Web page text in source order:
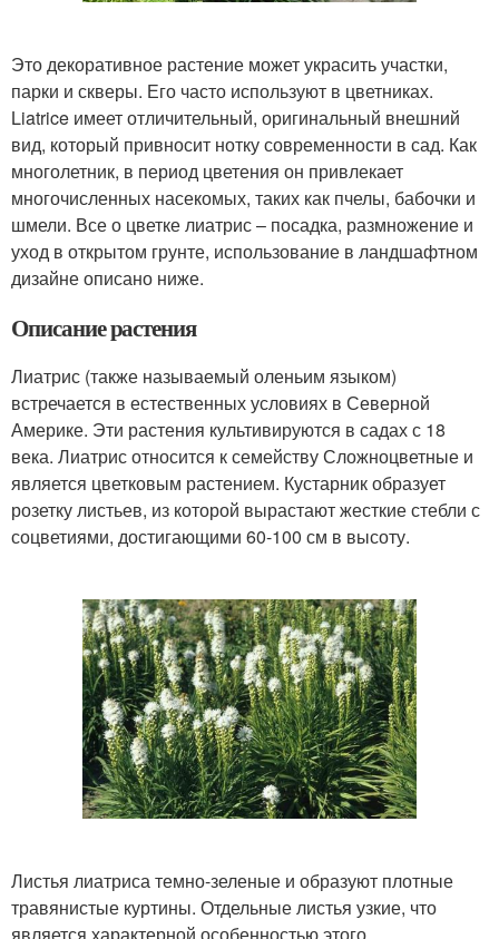
Это декоративное растение может украсить участки,
парки и скверы. Его часто используют в цветниках.
Liatrice имеет отличительный, оригинальный внешний
вид, который привносит нотку современности в сад. Как
многолетник, в период цветения он привлекает
многочисленных насекомых, таких как пчелы, бабочки и
шмели. Все о цветке лиатрис – посадка, размножение и
уход в открытом грунте, использование в ландшафтном
дизайне описано ниже.
Описание растения
Лиатрис (также называемый оленьим языком)
встречается в естественных условиях в Северной
Америке. Эти растения культивируются в садах с 18
века. Лиатрис относится к семейству Сложноцветные и
является цветковым растением. Кустарник образует
розетку листьев, из которой вырастают жесткие стебли с
соцветиями, достигающими 60-100 см в высоту.
Листья лиатриса темно-зеленые и образуют плотные
травянистые куртины. Отдельные листья узкие, что